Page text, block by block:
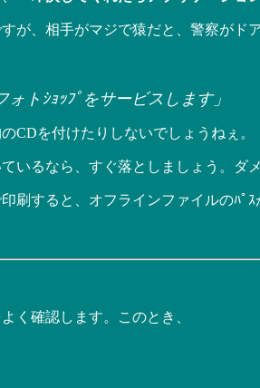
が、相手がマジで猿だと、警察が
トｼｮｯﾌﾟをサービスします」
CDを付けたりしないでしょうねぇ。
いるなら、すぐ落としましょう。ダ
刷すると、オフラインファイルのﾊﾟ
く確認します。このとき、